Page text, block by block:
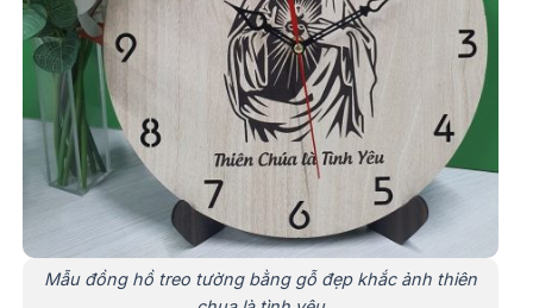
Mẫu đồng hồ treo tường bằng gỗ đẹp khắc ảnh thiên